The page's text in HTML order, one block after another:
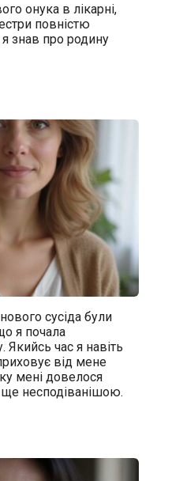
онука в лікарні,
повністю
знав про родину
сусіда були
я почала
Якийсь час я навіть
від мене
мені довелося
ще несподіванішою.